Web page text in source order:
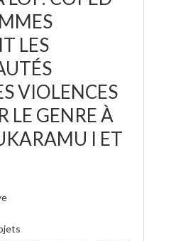
LES
VIOLENCES
LE GENRE À
I ET